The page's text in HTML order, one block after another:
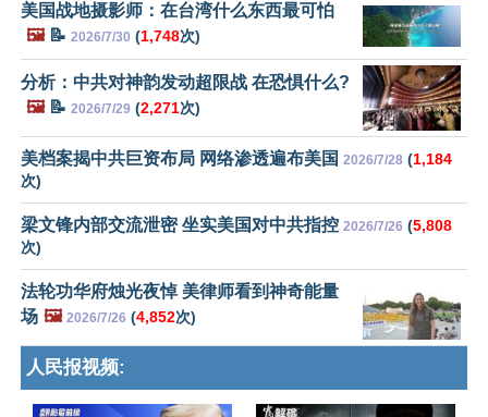
美国战地摄影师：在台湾什么东西最可怕
🖼️📝 2026/7/30 (1,748次)
分析：中共对神韵发动超限战 在恐惧什么?
🖼️📝 2026/7/29 (2,271次)
美档案揭中共巨资布局 网络渗透遍布美国 2026/7/28 (1,184
次)
梁文锋内部交流泄密 坐实美国对中共指控 2026/7/26 (5,808
次)
法轮功华府烛光夜悼 美律师看到神奇能量
场 🖼️ 2026/7/26 (4,852次)
人民报视频: